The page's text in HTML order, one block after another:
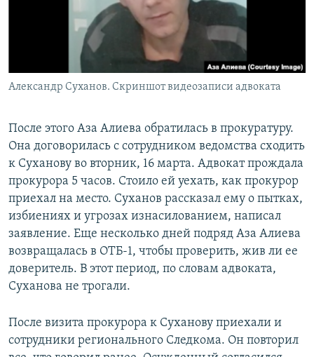
Александр Суханов. Скриншот видеозаписи адвоката
После этого Аза Алиева обратилась в прокуратуру.
Она договорилась с сотрудником ведомства сходить
к Суханову во вторник, 16 марта. Адвокат прождала
прокурора 5 часов. Стоило ей уехать, как прокурор
приехал на место. Суханов рассказал ему о пытках,
избиениях и угрозах изнасилованием, написал
заявление. Еще несколько дней подряд Аза Алиева
возвращалась в ОТБ-1, чтобы проверить, жив ли ее
доверитель. В этот период, по словам адвоката,
Суханова не трогали.
После визита прокурора к Суханову приехали и
сотрудники регионального Следкома. Он повторил